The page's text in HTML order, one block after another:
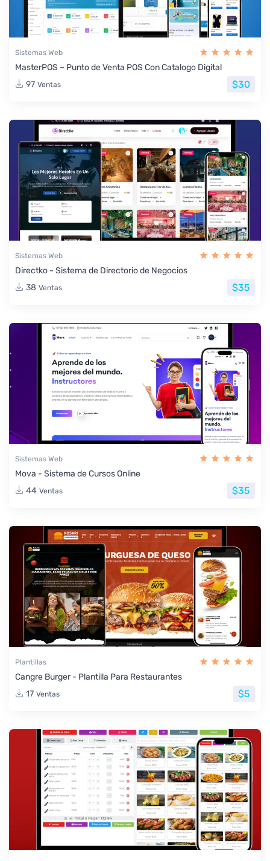
Sistemas Web
MasterPOS – Punto de Venta POS Con Catalogo Digital
97 Ventas $30
Sistemas Web
Directko - Sistema de Directorio de Negocios
38 Ventas $35
Sistemas Web
Mova - Sistema de Cursos Online
44 Ventas $35
Plantillas
Cangre Burger - Plantilla Para Restaurantes
17 Ventas $5